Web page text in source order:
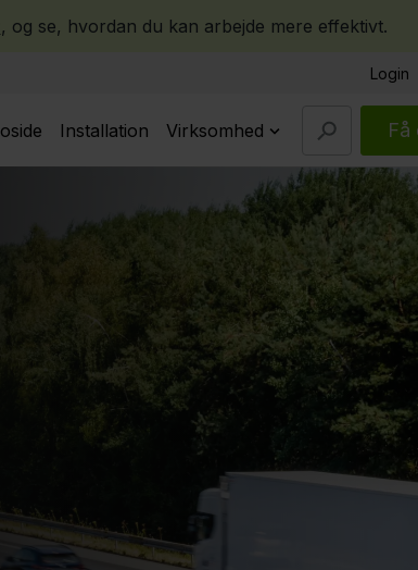
, og se, hvordan du kan arbejde mere effektivt.
Login
Installation Virksomhed Få